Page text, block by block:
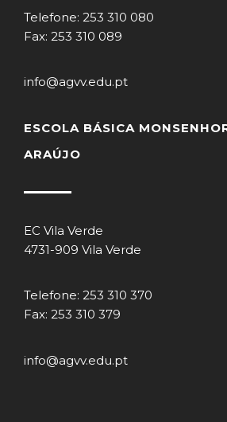
Telefone: 253 310 080
Fax: 253 310 089
info@agvv.edu.pt
ESCOLA BÁSICA
ARAÚJO
EC Vila Verde
4731-909 Vila Verde
Telefone: 253 310 370
Fax: 253 310 379
info@agvv.edu.pt